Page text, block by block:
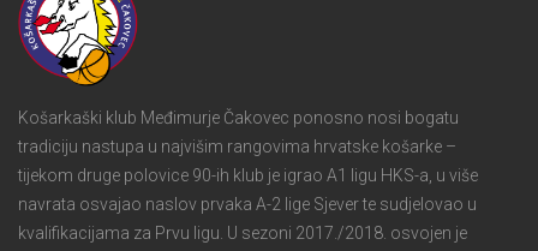
Košarkaški klub Međimurje Čakovec ponosno nosi bogatu
tradiciju nastupa u najvišim rangovima hrvatske košarke –
tijekom druge polovice 90-ih klub je igrao A1 ligu HKS-a, u više
navrata osvajao naslov prvaka A-2 lige Sjever te sudjelovao u
kvalifikacijama za Prvu ligu. U sezoni 2017./2018. osvojen je